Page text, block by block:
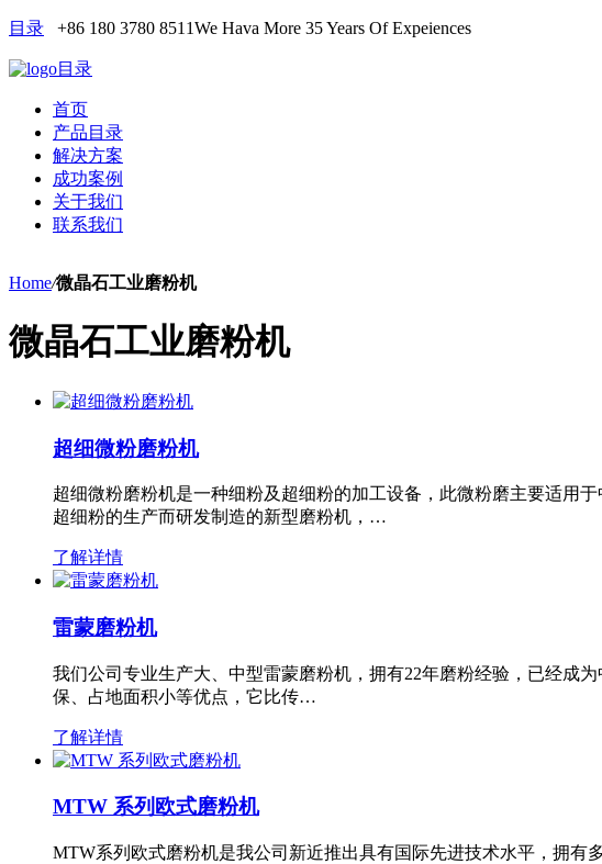
目录 +86 180 3780 8511We Hava More 35 Years Of Expeiences
目录
首页
产品目录
解决方案
成功案例
关于我们
联系我们
Home/微晶石工业磨粉机
微晶石工业磨粉机
超细微粉磨粉机
超细微粉磨粉机是一种细粉及超细粉的加工设备，此微粉磨主要适用
超细粉的生产而研发制造的新型磨粉机，…
了解详情
雷蒙磨粉机
我们公司专业生产大、中型雷蒙磨粉机，拥有22年磨粉经验，已经成
保、占地面积小等优点，它比传…
了解详情
MTW 系列欧式磨粉机
MTW系列欧式磨粉机是我公司新近推出具有国际先进技术水平，拥